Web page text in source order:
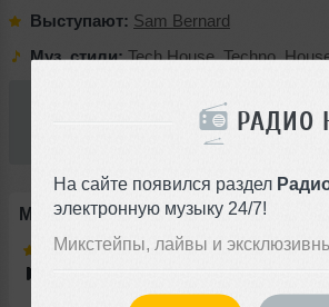
РАДИО
На сайте появился раздел
электронную музыку 24/7!
Микстейпы, лайвы и
Выступают: Sam Bernard
Муз. стили:Tech House,Techno,
Миксы выступающих артистов:
Sam Bernard—7200 BPH # 155